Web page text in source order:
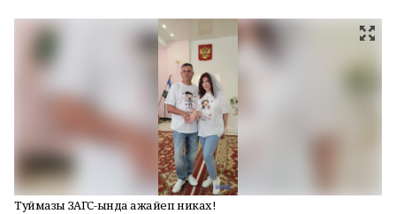
Туймазы ЗАГС-ында ғажайеп никах!